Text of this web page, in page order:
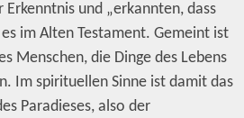
Erkenntnis und „erkannten, dass
im Alten Testament. Gemeint ist
Menschen, die Dinge des Lebens
Im spirituellen Sinne ist damit das
Paradieses, also der